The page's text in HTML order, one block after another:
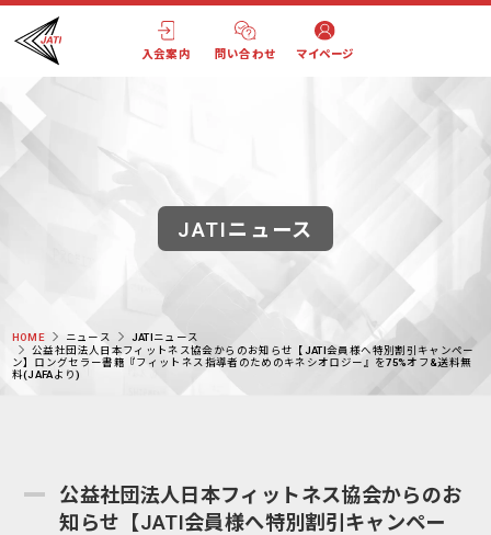
入会案内 問い合わせ マイページ
JATIニュース
HOME ニュース
JATIニュース
公益社団法人日本フィットネス協会からのお知らせ【JATI会員様へ特別割引キャンペー
ン】ロングセラー書籍『フィットネス指導者のためのキネシオロジー』を75%オフ&送料無
料(JAFAより)
公益社団法人日本フィットネス協会からのお
知らせ【JATI会員様へ特別割引キャンペー